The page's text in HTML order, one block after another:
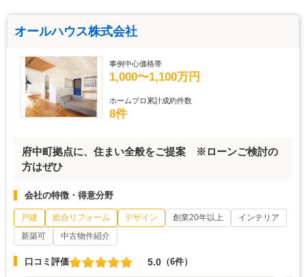
オールハウス株式会社
事例中心価格帯
1,000〜1,100万円
ホームプロ累計成約件数
8件
府中町拠点に、住まい全般をご提案 ※ローンご検討の
方はぜひ
会社の特徴・得意分野
戸建 総合リフォーム デザイン 創業20年以上
インテリア
新築可
中古物件紹介
口コミ評価 5.0 （6件）